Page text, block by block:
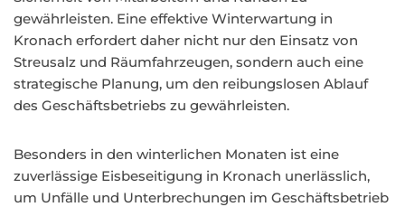
gewährleisten. Eine effektive Winterwartung in
Kronach erfordert daher nicht nur den Einsatz von
Streusalz und Räumfahrzeugen, sondern auch eine
strategische Planung, um den reibungslosen Ablauf
des Geschäftsbetriebs zu gewährleisten.
Besonders in den winterlichen Monaten ist eine
zuverlässige Eisbeseitigung in Kronach unerlässlich,
um Unfälle und Unterbrechungen im Geschäftsbetrieb